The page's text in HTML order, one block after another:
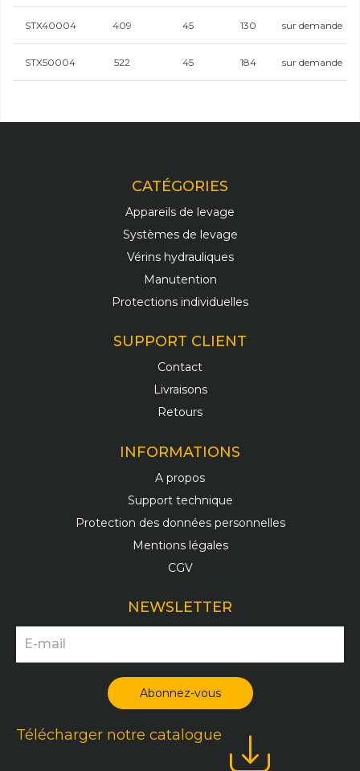
STX40004 409 45 130 sur demande
STX50004 522 45 184 sur demande
CATÉGORIES
Appareils de levage
Systèmes de levage
Vérins hydrauliques
Manutention
Protections individuelles
SUPPORT CLIENT
Contact
Livraisons
Retours
INFORMATIONS
A propos
Support technique
Protection des données personnelles
Mentions légales
CGV
NEWSLETTER
Télécharger notre catalogue